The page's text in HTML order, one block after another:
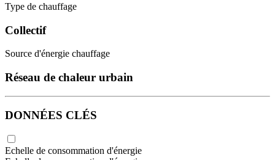
Type de chauffage
Collectif
Source d'énergie chauffage
Réseau de chaleur urbain
DONNÉES CLÉS
Echelle de consommation d'énergie